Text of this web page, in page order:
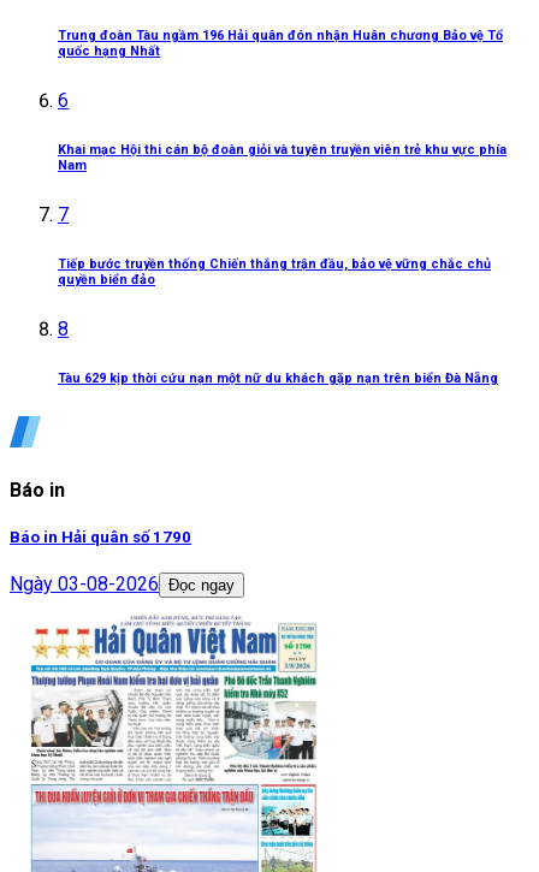
Trung đoàn Tàu ngầm 196 Hải quân đón nhận Huân chương Bảo vệ Tổ
quốc hạng Nhất
6
Khai mạc Hội thi cán bộ đoàn giỏi và tuyên truyền viên trẻ khu vực phía
Nam
7
Tiếp bước truyền thống Chiến thắng trận đầu, bảo vệ vững chắc chủ
quyền biển đảo
8
Tàu 629 kịp thời cứu nạn một nữ du khách gặp nạn trên biển Đà Nẵng
Báo in
Báo in Hải quân số 1790
Ngày 03-08-2026 Đọc ngay